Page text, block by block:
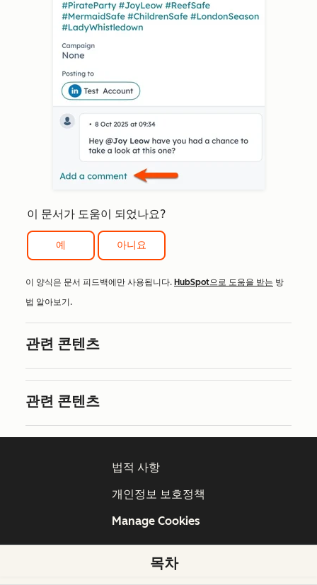
이 문서가 도움이 되었나요?
예 아니요
이 양식은 문서 피드백에만 사용됩니다. HubSpot으로 도움을 받는 방
법 알아보기.
관련 콘텐츠
관련 콘텐츠
목차
Copyright © 2026 HubSpot, Inc.
법적 사항
개인정보 보호정책
Manage Cookies